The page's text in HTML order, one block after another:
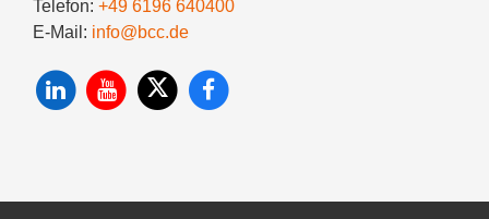
Telefon: +49 6196 640400
E-Mail: info@bcc.de